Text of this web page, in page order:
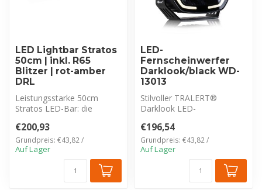
LED Lightbar Stratos
50cm | inkl. R65
Blitzer | rot-amber
DRL
Leistungsstarke 50cm
Stratos LED-Bar: die
Hochleist...
€200,93
Grundpreis: €43,82 /
Auf Lager
LED-
Fernscheinwerfer
Darklook/black WD-
13013
Stilvoller TRALERT®
Darklook LED-
13013). Starke Lichtleistu...
€196,54
Grundpreis: €43,82 /
Auf Lager